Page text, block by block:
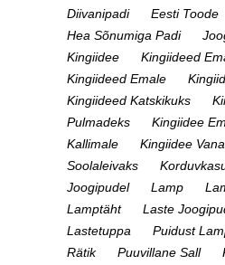
Diivanipadi
Eesti Toode
Hea Sõnumiga Padi
Kingiidee
Kingiideed
Kingiideed Emale
Kingiideed Katskikuks
Pulmadeks
Kingiidee
Kallimale
Kingiidee
Soolaleivaks
Joogipudel
Lamp
Lamptäht
Laste
Lastetuppa
Puidust
Rätik
Puuvillane Sall